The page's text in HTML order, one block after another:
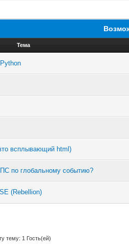
Тема
всплывающий html)
по глобальному событию?
(Rebellion)
тему: 1 Гость(ей)